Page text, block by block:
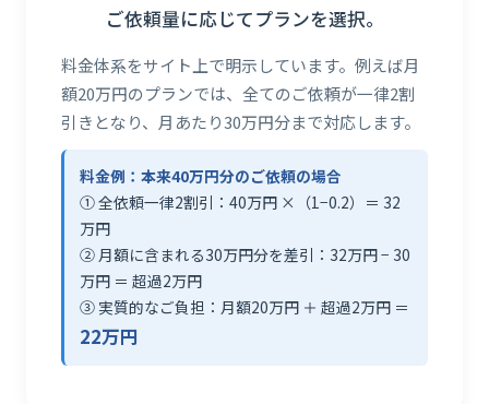
ご依頼量に応じてプランを選択。
料金体系をサイト上で明示しています。例えば月
額20万円のプランでは、全てのご依頼が一律2割
引きとなり、月あたり30万円分まで対応します。
料金例：本来40万円分のご依頼の場合
① 全依頼一律2割引：40万円 ×（1−0.2）＝ 32
万円
② 月額に含まれる30万円分を差引：32万円 − 30
万円 ＝ 超過2万円
③ 実質的なご負担：月額20万円 ＋ 超過2万円 ＝
22万円